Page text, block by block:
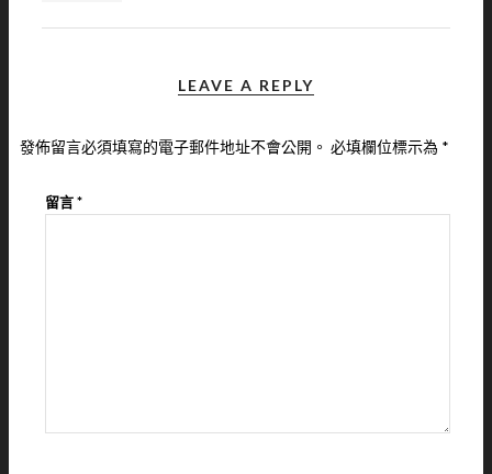
LEAVE A REPLY
發佈留言必須填寫的電子郵件地址不會公開。 必填欄位標示為 *
留言*